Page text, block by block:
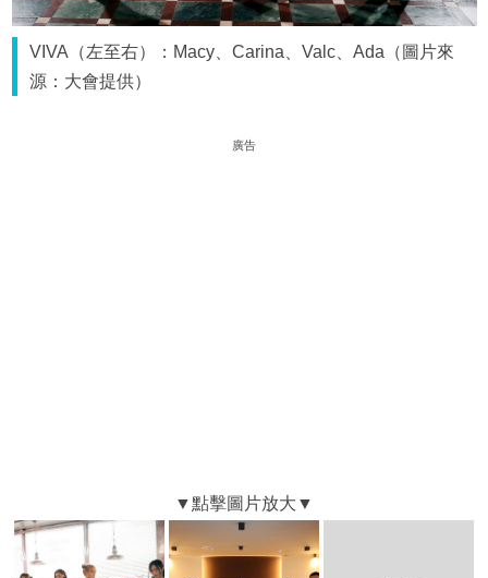
VIVA（左至右）：Macy、Carina、Valc、Ada（圖片來
源：大會提供）
廣告